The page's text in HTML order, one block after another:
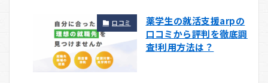
口コミ
薬学生の就活支援arpの
口コミから評判を徹底調
査!利用方法は？